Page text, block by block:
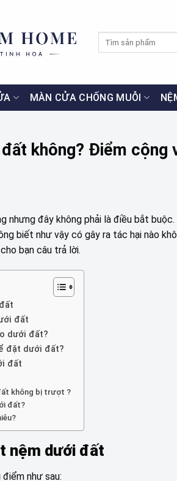
MÀN CỬA CHỐNG MUỖI
không? Điểm cộng
nhưng đây không phải là điều bắt
biết như vậy có gây ra tác hại nào
bạn câu trả lời.
đất
dưới đất?
đặt dưới đất?
đất
không bị trượt ?
đất?
nệm dưới đất
như sau: